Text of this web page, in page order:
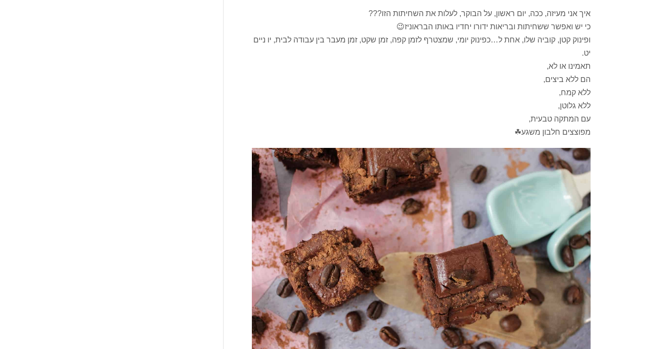
איך אני מעיזה, ככה, יום ראשון, על הבוקר, לעלות את השחיתות הזו???
כי יש ואפשר ששחיתות ובריאות ידורו יחדיו באותו הבראוניז😉
ופינוק קטן, קוביה שלו, אחת ל…כפינוק יומי, שמצטרף לזמן קפה, זמן שקט, זמן מעבר בין עבודה לבית, יו ניים
יט.
תאמינו או לא,
הם ללא ביצים,
ללא קמח,
ללא גלוטן,
עם המתקה טבעית,
מפוצצים חלבון משגע☘